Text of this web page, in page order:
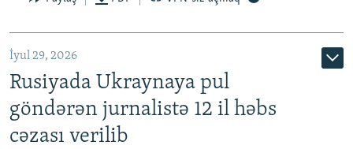
İyul 29, 2026
Rusiyada Ukraynaya pul
göndərən jurnalistə 12 il həbs
cəzası verilib